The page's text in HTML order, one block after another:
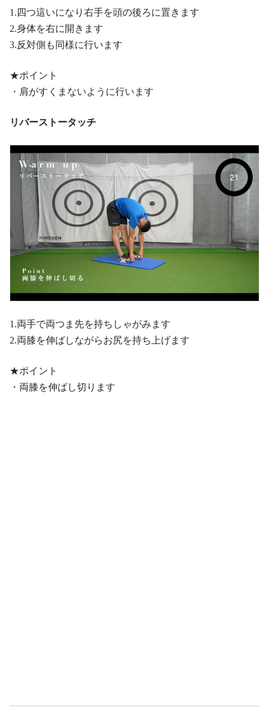
1.四つ這いになり右手を頭の後ろに置きます
2.身体を右に開きます
3.反対側も同様に行います
★ポイント
・肩がすくまないように行います
リバーストータッチ
1.両手で両つま先を持ちしゃがみます
2.両膝を伸ばしながらお尻を持ち上げます
★ポイント
・両膝を伸ばし切ります